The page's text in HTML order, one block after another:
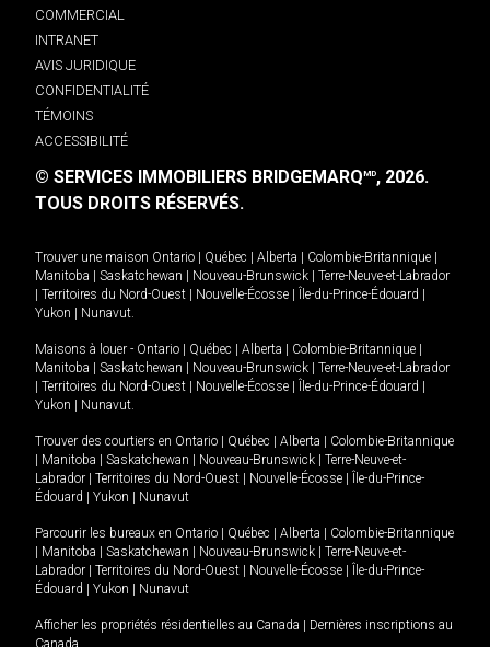
COMMERCIAL
INTRANET
AVIS JURIDIQUE
CONFIDENTIALITÉ
TÉMOINS
ACCESSIBILITÉ
© SERVICES IMMOBILIERS BRIDGEMARQMD, 2026.
TOUS DROITS RÉSERVÉS.
Trouver une maison Ontario Québec Alberta Colombie-Britannique
Manitoba
Saskatchewan Nouveau-Brunswick
Terre-Neuve-et-Labrador
Territoires du Nord-Ouest Nouvelle-Écosse Île-du-Prince-Édouard
Yukon
Nunavut.
Maisons à louer - Ontario Québec Alberta Colombie-Britannique
Manitoba
Saskatchewan Nouveau-Brunswick
Terre-Neuve-et-Labrador
Territoires du Nord-Ouest Nouvelle-Écosse Île-du-Prince-Édouard
Yukon
Nunavut.
Trouver des courtiers en Ontario Québec Alberta
Colombie-Britannique
Manitoba Saskatchewan Nouveau-Brunswick
Terre-Neuve-et-
Labrador
Territoires du Nord-Ouest Nouvelle-Écosse
Île-du-Prince-
Édouard
Yukon Nunavut
Parcourir les bureaux en Ontario Québec Alberta
Colombie-Britannique
Manitoba Saskatchewan Nouveau-Brunswick
Terre-Neuve-et-
Labrador
Territoires du Nord-Ouest Nouvelle-Écosse
Île-du-Prince-
Édouard
Yukon Nunavut
Afficher les propriétés résidentielles au Canada
Dernières inscriptions au
Canada